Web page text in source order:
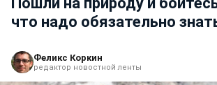
что надо обязательно
Феликс Коркин
редактор новостной ленты